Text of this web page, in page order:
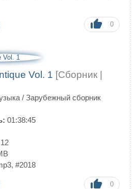
0
Vol. 1 [Сборник |
/ Зарубежный сборник
01:38:45
12
, #2018
0